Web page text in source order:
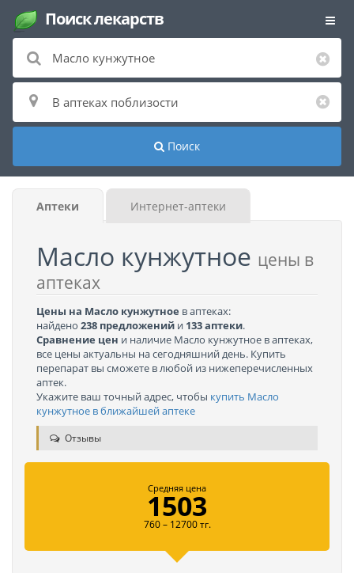
Поиск лекарств
Поиск
Аптеки Интернет-аптеки
Масло кунжутное цены в
аптеках
Цены на Масло кунжутное в аптеках:
найдено 238 предложений и 133 аптеки.
Сравнение цен и наличие Масло кунжутное в аптеках,
все цены актуальны на сегодняшний день. Купить
перепарат вы сможете в любой из нижеперечисленных
аптек.
Укажите ваш точный адрес, чтобы купить Масло
кунжутное в ближайшей аптеке
Отзывы
Средняя цена
1503
760 – 12700 тг.